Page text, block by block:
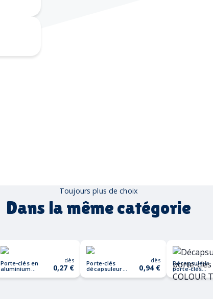
Toujours plus de choix
Dans la même catégorie
Porte-clés en
aluminium
dès
0,27 € Porte-clés
décapsuleur
dès
0,94 € Décapsuleur
porte-clés
COLOUR
TWICES